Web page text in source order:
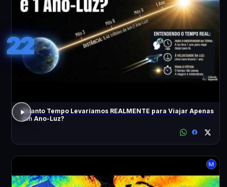
22
Quanto Tempo Levaríamos REALMENTE para Viajar Apenas
Um Ano-Luz?